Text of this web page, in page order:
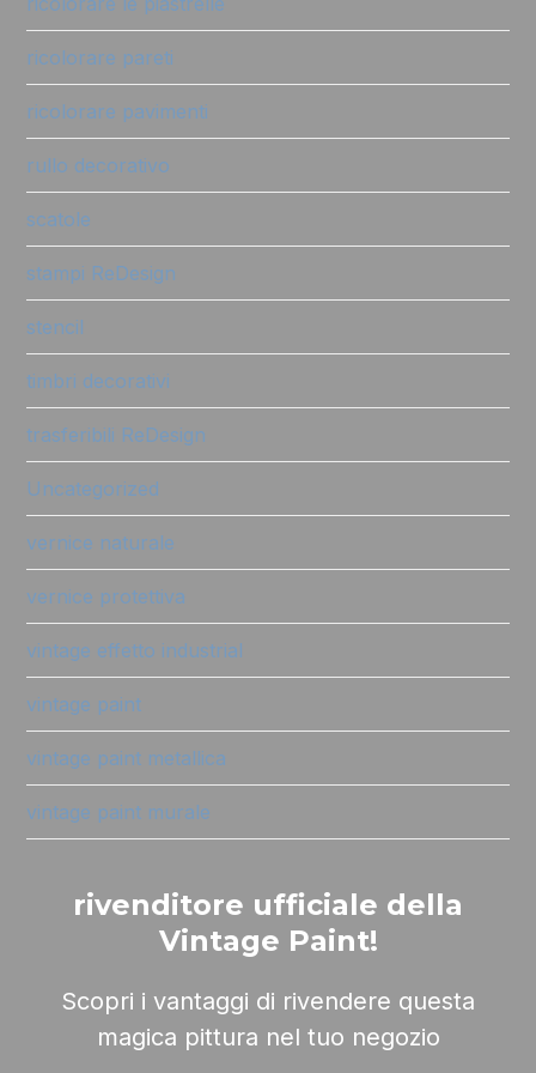
ricolorare pareti
ricolorare pavimenti
rullo decorativo
scatole
stampi ReDesign
stencil
timbri decorativi
trasferibili ReDesign
Uncategorized
vernice naturale
vernice protettiva
vintage effetto industrial
vintage paint
vintage paint metallica
vintage paint murale
rivenditore ufficiale della
Vintage Paint!
Scopri i vantaggi di rivendere questa
magica pittura nel tuo negozio